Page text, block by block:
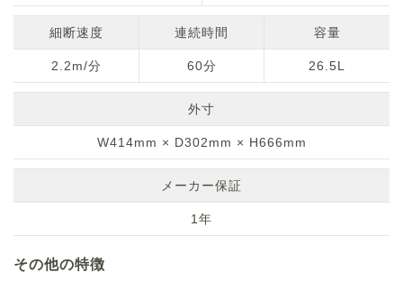
細断速度 連続時間 容量
2.2m/分 60分 26.5L
外寸
W414mm × D302mm × H666mm
メーカー保証
1年
その他の特徴